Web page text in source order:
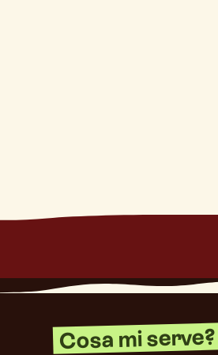
Cosa mi serve?